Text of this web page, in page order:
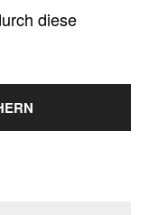
diese